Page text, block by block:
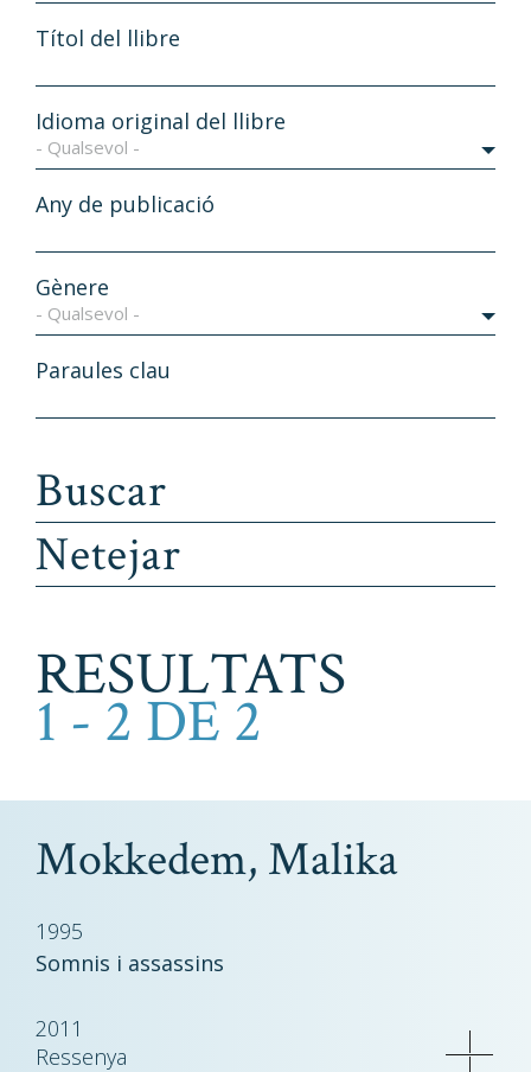
Títol del llibre
Idioma original del llibre
- Qualsevol -
Any de publicació
Gènere
- Qualsevol -
Paraules clau
RESULTATS
1 - 2 DE 2
Mokkedem, Malika
1995
Somnis i assassins
2011
Ressenya